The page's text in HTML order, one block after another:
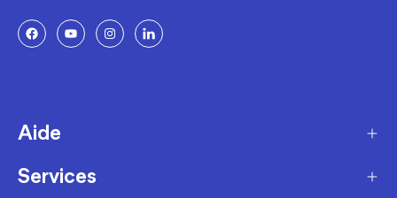
Aide
Livraison
Services